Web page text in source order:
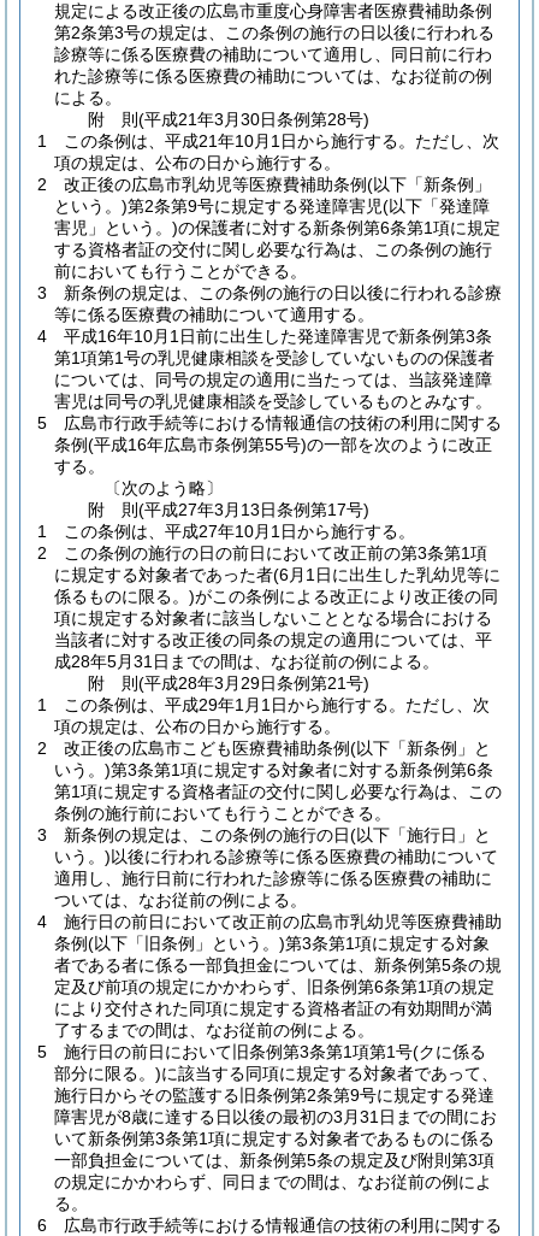
規定による改正後の広島市重度心身障害者医療費補助条例
第2条第3号の規定は、この条例の施行の日以後に行われる
診療等に係る医療費の補助について適用し、同日前に行わ
れた診療等に係る医療費の補助については、なお従前の例
による。
附 則(平成21年3月30日条例第28号)
1
この条例は、平成21年10月1日から施行する。 ただし、次
項の規定は、公布の日から施行する。
2
改正後の広島市乳幼児等医療費補助条例(以下「新条例」
という。)第2条第9号に規定する発達障害児(以下「発達障
害児」という。)の保護者に対する新条例第6条第1項に規定
する資格者証の交付に関し必要な行為は、この条例の施行
前においても行うことができる。
3
新条例の規定は、この条例の施行の日以後に行われる診療
等に係る医療費の補助について適用する。
4
平成16年10月1日前に出生した発達障害児で新条例第3条
第1項第1号の乳児健康相談を受診していないものの保護者
については、同号の規定の適用に当たっては、当該発達障
害児は同号の乳児健康相談を受診しているものとみなす。
5
広島市行政手続等における情報通信の技術の利用に関する
条例(平成16年広島市条例第55号)の一部を次のように改正
する。
〔次のよう略〕
附 則(平成27年3月13日条例第17号)
1
この条例は、平成27年10月1日から施行する。
2
この条例の施行の日の前日において改正前の第3条第1項
に規定する対象者であった者(6月1日に出生した乳幼児等に
係るものに限る。)がこの条例による改正により改正後の同
項に規定する対象者に該当しないこととなる場合における
当該者に対する改正後の同条の規定の適用については、平
成28年5月31日までの間は、なお従前の例による。
附 則(平成28年3月29日条例第21号)
1
この条例は、平成29年1月1日から施行する。 ただし、次
項の規定は、公布の日から施行する。
2
改正後の広島市こども医療費補助条例(以下「新条例」と
いう。)第3条第1項に規定する対象者に対する新条例第6条
第1項に規定する資格者証の交付に関し必要な行為は、この
条例の施行前においても行うことができる。
3
新条例の規定は、この条例の施行の日(以下「施行日」と
いう。)以後に行われる診療等に係る医療費の補助について
適用し、施行日前に行われた診療等に係る医療費の補助に
ついては、なお従前の例による。
4
施行日の前日において改正前の広島市乳幼児等医療費補助
条例(以下「旧条例」という。)第3条第1項に規定する対象
者である者に係る一部負担金については、新条例第5条の規
定及び前項の規定にかかわらず、旧条例第6条第1項の規定
により交付された同項に規定する資格者証の有効期間が満
了するまでの間は、なお従前の例による。
5
施行日の前日において旧条例第3条第1項第1号(クに係る
部分に限る。)に該当する同項に規定する対象者であって、
施行日からその監護する旧条例第2条第9号に規定する発達
障害児が8歳に達する日以後の最初の3月31日までの間にお
いて新条例第3条第1項に規定する対象者であるものに係る
一部負担金については、新条例第5条の規定及び附則第3項
の規定にかかわらず、同日までの間は、なお従前の例によ
る。
6
広島市行政手続等における情報通信の技術の利用に関する